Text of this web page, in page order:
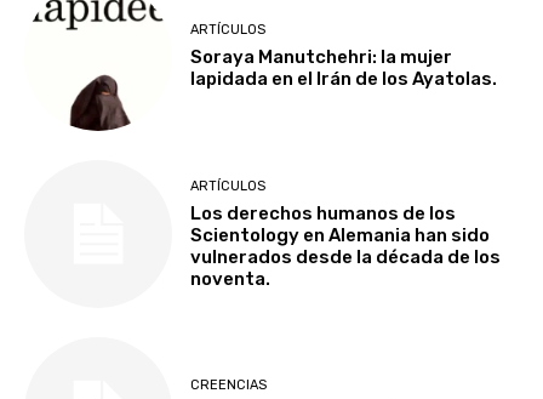
ARTÍCULOS
Soraya Manutchehri: la mujer
lapidada en el Irán de los Ayatolas.
ARTÍCULOS
Los derechos humanos de los
Scientology en Alemania han sido
vulnerados desde la década de los
noventa.
CREENCIAS